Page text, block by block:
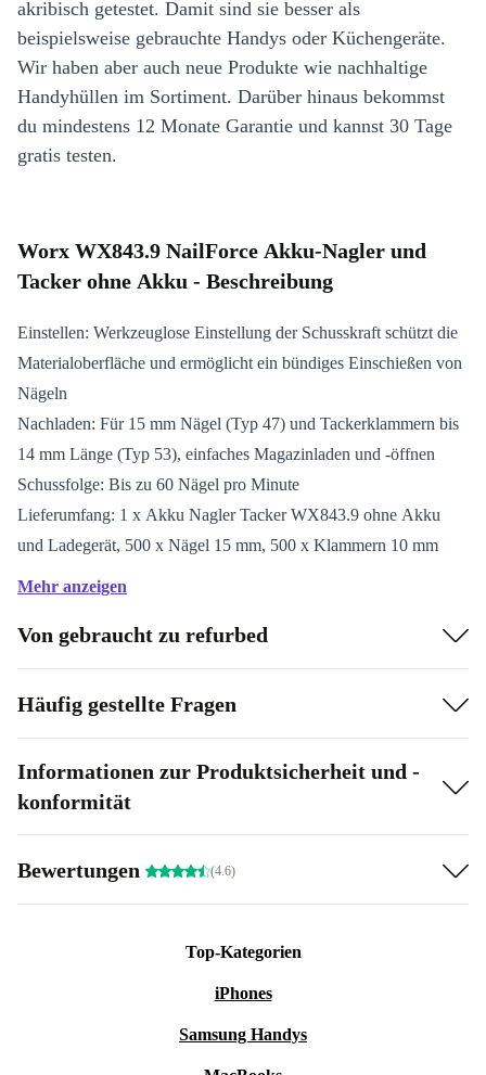
akribisch getestet. Damit sind sie besser als
beispielsweise gebrauchte Handys oder Küchengeräte.
Wir haben aber auch neue Produkte wie nachhaltige
Handyhüllen im Sortiment. Darüber hinaus bekommst
du mindestens 12 Monate Garantie und kannst 30 Tage
gratis testen.
Worx WX843.9 NailForce Akku-Nagler und
Tacker ohne Akku - Beschreibung
Einstellen: Werkzeuglose Einstellung der Schusskraft schützt die
Materialoberfläche und ermöglicht ein bündiges Einschießen von
Nägeln
Nachladen: Für 15 mm Nägel (Typ 47) und Tackerklammern bis
14 mm Länge (Typ 53), einfaches Magazinladen und -öffnen
Schussfolge: Bis zu 60 Nägel pro Minute
Lieferumfang: 1 x Akku Nagler Tacker WX843.9 ohne Akku
und Ladegerät, 500 x Nägel 15 mm, 500 x Klammern 10 mm
Mehr anzeigen
Von gebraucht zu refurbed
Häufig gestellte Fragen
Informationen zur Produktsicherheit und -
konformität
Bewertungen (4.6)
Top-Kategorien
iPhones
Samsung Handys